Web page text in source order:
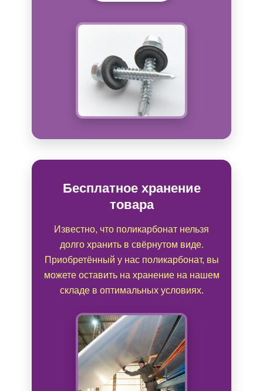
Бесплатное хранение
товара
Известно, что поликарбонат нельзя
долго хранить в свёрнутом виде.
Приобретённый у нас поликарбонат, вы
можете оставить на хранение на нашем
складе в оптимальных условиях.